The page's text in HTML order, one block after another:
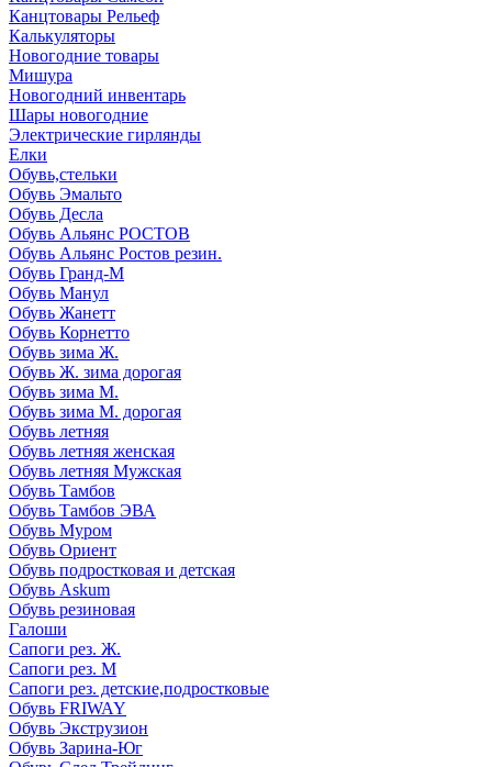
Канцтовары Рельеф
Калькуляторы
Новогодние товары
Мишура
Новогодний инвентарь
Шары новогодние
Электрические гирлянды
Елки
Обувь,стельки
Обувь Эмальто
Обувь Десла
Обувь Альянс РОСТОВ
Обувь Альянс Ростов резин.
Обувь Гранд-М
Обувь Манул
Обувь Жанетт
Обувь Корнетто
Обувь зима Ж.
Обувь Ж. зима дорогая
Обувь зима М.
Обувь зима М. дорогая
Обувь летняя
Обувь летняя женская
Обувь летняя Мужская
Обувь Тамбов
Обувь Тамбов ЭВА
Обувь Муром
Обувь Ориент
Обувь подростковая и детская
Обувь Askum
Обувь резиновая
Галоши
Сапоги рез. Ж.
Сапоги рез. М
Сапоги рез. детские,подростковые
Обувь FRIWAY
Обувь Экструзион
Обувь Зарина-Юг